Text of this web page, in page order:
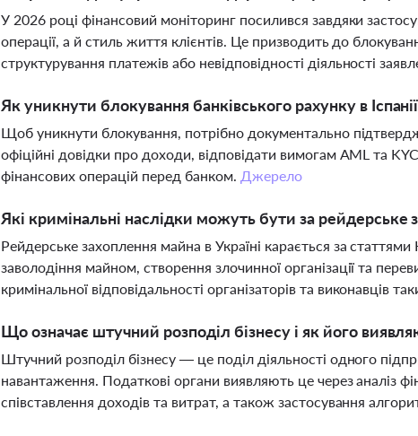
У 2026 році фінансовий моніторинг посилився завдяки
операції, а й стиль життя клієнтів. Це призводить до
структурування платежів або невідповідності діяльності
Як уникнути блокування банківського рахунку в
Щоб уникнути блокування, потрібно документально
офіційні довідки про доходи, відповідати вимогам AML та
фінансових операцій перед банком. Джерело
Які кримінальні наслідки можуть бути за рейдерське
Рейдерське захоплення майна в Україні карається за
заволодіння майном, створення злочинної організації та
кримінальної відповідальності організаторів та виконавців
Що означає штучний розподіл бізнесу і як його
Штучний розподіл бізнесу — це поділ діяльності одного
навантаження. Податкові органи виявляють це через аналіз
співставлення доходів та витрат, а також застосування